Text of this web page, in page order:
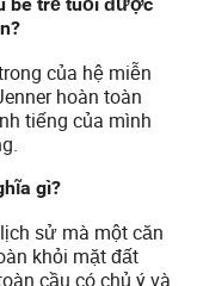
của hệ miễn
hoàn toàn
tiếng của mình
gì?
sử mà một căn
khỏi mặt đất
cầu có chủ ý và